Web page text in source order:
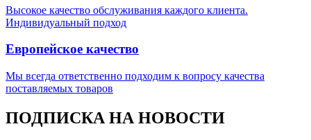
Высокое качество обслуживания каждого клиента.
Индивидуальный подход
Европейское качество
Мы всегда ответственно подходим к вопросу качества
поставляемых товаров
ПОДПИСКА НА НОВОСТИ